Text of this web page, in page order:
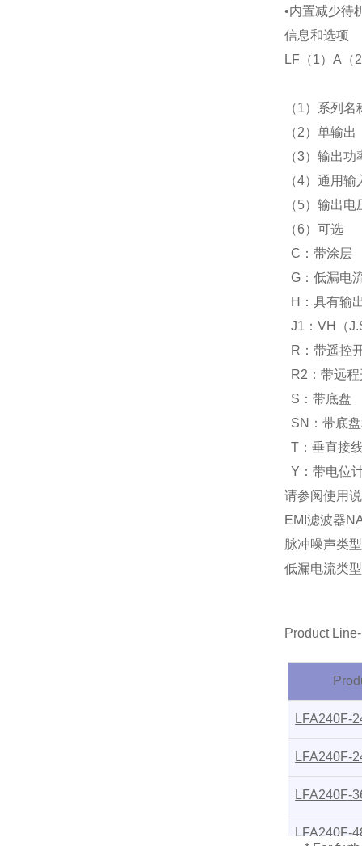
•内置减少待
信息和选项
LF （1） A （2
（1）系列名
（2）单输出
（3）输出功
（4）通用输
（5）输出电
（6）可选
C ：带涂层
G：低漏电
H ：具有输
J1 ： VH （
R ：带遥控
R2 ：带远
S ：带底盘
SN ：带底
T：垂直接
Y ：带电位
请参阅使用
EMI 滤波器
脉冲噪声类
低漏电流类
Product
LFA240F-
LFA240F-
LFA240F-
LFA240F-